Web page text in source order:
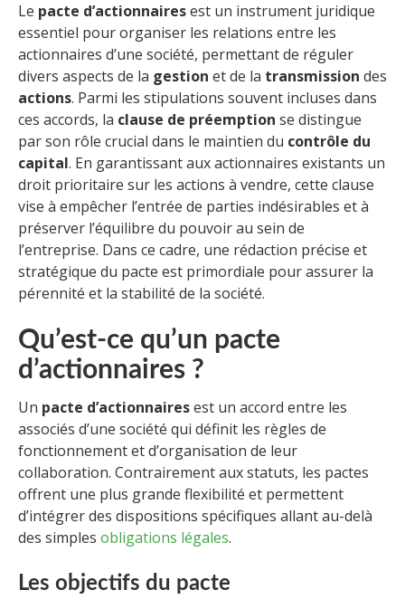
Le pacte d’actionnairesest un instrument juridique
essentiel pour organiser les relations entre les
actionnaires d’une société, permettant de réguler
divers aspects de la gestion et de la transmission des
actions. Parmi les stipulations souvent incluses dans
ces accords, la clause de préemption se distingue
par son rôle crucial dans le maintien du contrôle du
capital. En garantissant aux actionnaires existants un
droit prioritaire sur les actions à vendre, cette clause
vise à empêcher l’entrée de parties indésirables et à
préserver l’équilibre du pouvoir au sein de
l’entreprise. Dans ce cadre, une rédaction précise et
stratégique du pacte est primordiale pour assurer la
pérennité et la stabilité de la société.
Qu’est-ce qu’un pacte
d’actionnaires ?
Un pacte d’actionnairesest un accord entre les
associés d’une société qui définit les règles de
fonctionnement et d’organisation de leur
collaboration. Contrairement aux statuts, les pactes
offrent une plus grande flexibilité et permettent
d’intégrer des dispositions spécifiques allant au-delà
des simples obligations légales.
Les objectifs du pacte